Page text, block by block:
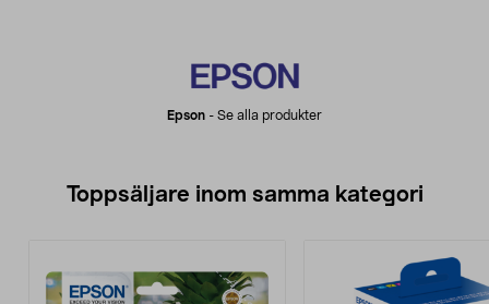
Epson - Se alla produkter
Toppsäljare inom samma kategori